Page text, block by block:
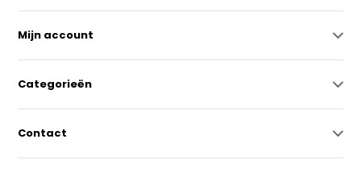
Mijn account
Categorieën
Contact